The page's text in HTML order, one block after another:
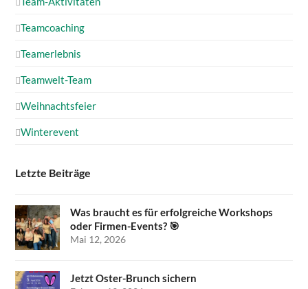
Teamcoaching
Teamerlebnis
Teamwelt-Team
Weihnachtsfeier
Winterevent
Letzte Beiträge
Was braucht es für erfolgreiche Workshops
oder Firmen-Events? 🎯
Mai 12, 2026
Jetzt Oster-Brunch sichern